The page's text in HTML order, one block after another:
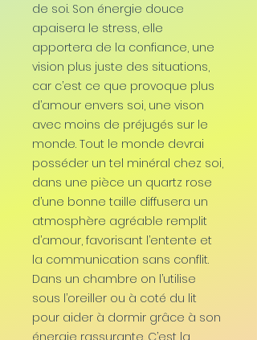
de soi. Son énergie douce
apaisera le stress, elle
apportera de la confiance, une
vision plus juste des situations,
car c’est ce que provoque plus
d’amour envers soi, une vison
avec moins de préjugés sur le
monde. Tout le monde devrai
posséder un tel minéral chez soi,
dans une pièce un quartz rose
d’une bonne taille diffusera un
atmosphère agréable remplit
d’amour, favorisant l’entente et
la communication sans conflit.
Dans un chambre on l’utilise
sous l’oreiller ou à coté du lit
pour aider à dormir grâce à son
énergie rassurante. C’est la